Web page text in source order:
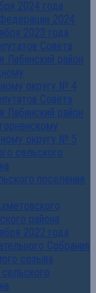
2024 года
2024
2023 года
Совета
Лабинский район
округу № 4
Совета
Лабинский район
округу № 5
сельского
поселения
района
2022 года
Собрания
созыва